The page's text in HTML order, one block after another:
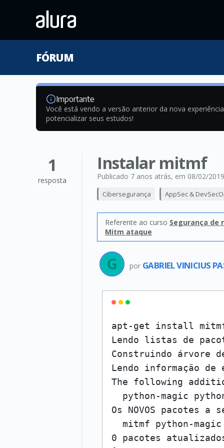
FÓRUM
Importante
Você está vendo a versão anterior da nova
potencializar seus estudos!
1
resposta
Instalar mitmf
Publicado 7 anos atrás, em 08/02/2019
Cibersegurança AppSec &
Referente ao curso Segurança de
Mitm ataque
por GABRIEL VINICIUS
apt-get install
Lendo listas de
Construindo
Lendo informação
The following
python-magic
Os NOVOS pacotes
mitmf python-
0 pacotes